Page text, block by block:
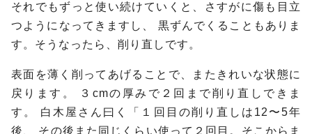
それでもずっと使い続けていくと、さすがに傷も目立
つようになってきますし、 黒ずんでくることもありま
す。そうなったら、削り直しです。
表面を薄く削ってあげることで、またきれいな状態に
戻ります。
３cmの厚みで２回まで削り直しできま
す。 白木屋さん曰く「１回目の削り直しは12〜5年
後、 その後また同じくらい使って２回目。そこからま